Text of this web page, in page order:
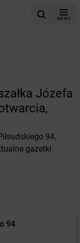
MENU
Józefa
94,
gazetki
94